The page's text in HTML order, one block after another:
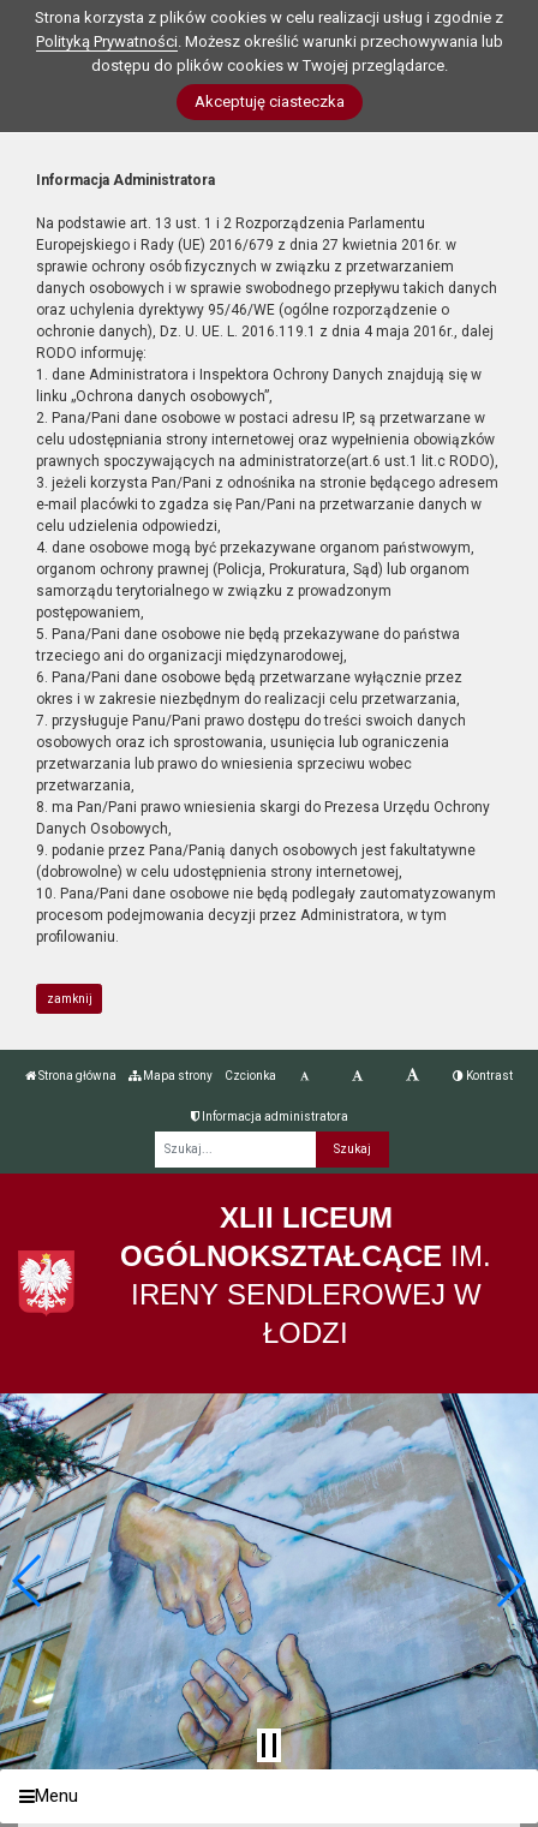
Strona korzysta z plików cookies w celu realizacji usług i zgodnie z
Polityką Prywatności. Możesz określić warunki przechowywania lub
dostępu do plików cookies w Twojej przeglądarce.
Akceptuję ciasteczka
Informacja Administratora
Na podstawie art. 13 ust. 1 i 2 Rozporządzenia Parlamentu
Europejskiego i Rady (UE) 2016/679 z dnia 27 kwietnia 2016r. w
sprawie ochrony osób fizycznych w związku z przetwarzaniem
danych osobowych i w sprawie swobodnego przepływu takich danych
oraz uchylenia dyrektywy 95/46/WE (ogólne rozporządzenie o
ochronie danych), Dz. U. UE. L. 2016.119.1 z dnia 4 maja 2016r., dalej
RODO informuję:
1. dane Administratora i Inspektora Ochrony Danych znajdują się w
linku „Ochrona danych osobowych”,
2. Pana/Pani dane osobowe w postaci adresu IP, są przetwarzane w
celu udostępniania strony internetowej oraz wypełnienia obowiązków
prawnych spoczywających na administratorze(art.6 ust.1 lit.c RODO),
3. jeżeli korzysta Pan/Pani z odnośnika na stronie będącego adresem
e-mail placówki to zgadza się Pan/Pani na przetwarzanie danych w
celu udzielenia odpowiedzi,
4. dane osobowe mogą być przekazywane organom państwowym,
organom ochrony prawnej (Policja, Prokuratura, Sąd) lub organom
samorządu terytorialnego w związku z prowadzonym
postępowaniem,
5. Pana/Pani dane osobowe nie będą przekazywane do państwa
trzeciego ani do organizacji międzynarodowej,
6. Pana/Pani dane osobowe będą przetwarzane wyłącznie przez
okres i w zakresie niezbędnym do realizacji celu przetwarzania,
7. przysługuje Panu/Pani prawo dostępu do treści swoich danych
osobowych oraz ich sprostowania, usunięcia lub ograniczenia
przetwarzania lub prawo do wniesienia sprzeciwu wobec
przetwarzania,
8. ma Pan/Pani prawo wniesienia skargi do Prezesa Urzędu Ochrony
Danych Osobowych,
9. podanie przez Pana/Panią danych osobowych jest fakultatywne
(dobrowolne) w celu udostępnienia strony internetowej,
10. Pana/Pani dane osobowe nie będą podlegały zautomatyzowanym
procesom podejmowania decyzji przez Administratora, w tym
profilowaniu.
zamknij
Strona główna Mapa strony Czcionka Kontrast
Informacja administratora
XLII LICEUM
OGÓLNOKSZTAŁCĄCE IM.
IRENY SENDLEROWEJ W
ŁODZI
Menu